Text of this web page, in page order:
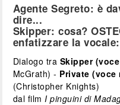
Agente Segreto: è
dire...
Skipper: cosa?
enfatizzare la
Dialogo tra Skipper
McGrath) - Private
(Christopher Knights)
dal film I pinguini di